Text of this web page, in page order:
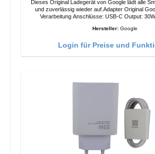
Dieses Original Ladegerät von Google lädt alle
und zuverlässig wieder auf.Adapter Original Google
Hersteller: Google
Login für Preise und